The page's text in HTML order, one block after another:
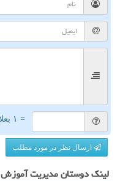
= ۱ بعلاوه ۵
ارسال نظر در مورد مطلب
لینک دوستان مدیریت آموزش